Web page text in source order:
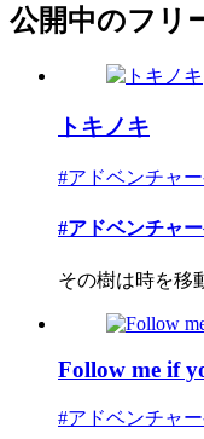
公開中のフリ
トキノキ
#アドベンチャ
#アドベンチャ
その樹は時を移
Follow me if
#アドベンチャ